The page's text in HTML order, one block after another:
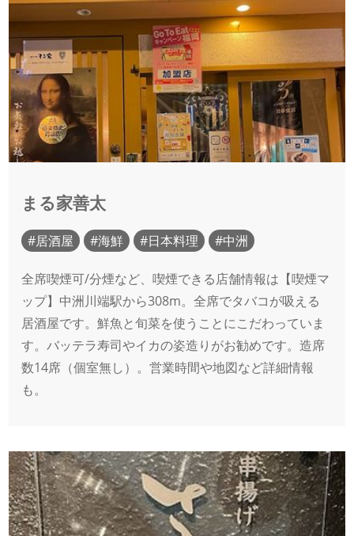
まる家善太
居酒屋 海鮮 日本料理 中洲
全席喫煙可/分煙など、喫煙できる店舗情報は【喫煙マ
ップ】中洲川端駅から308m。全席でタバコが吸える
居酒屋です。鮮魚と旬菜を使うことにこだわっていま
す。バッテラ寿司やイカの姿造りがお勧めです。造席
数14席（個室無し）。営業時間や地図など詳細情報
も。